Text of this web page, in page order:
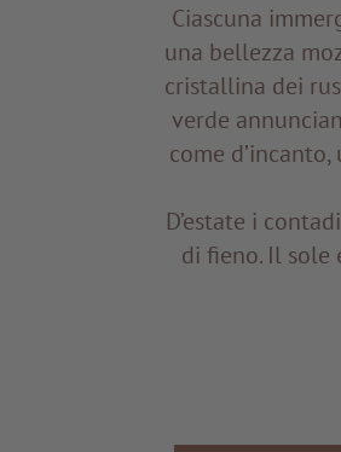
Ciascuna
una bellezza
cristallina dei
verde
come
D’estate i
di fieno. Il sole